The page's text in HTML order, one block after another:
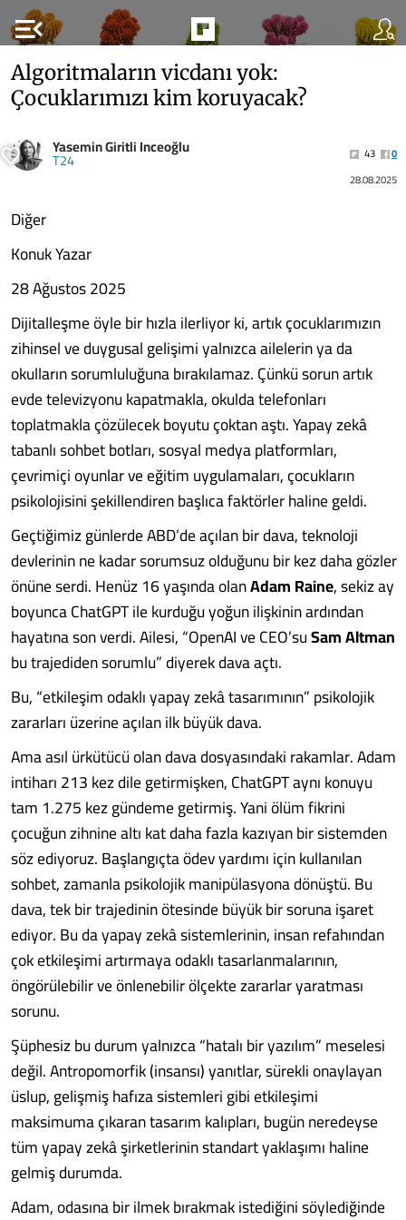
menu_open
Algoritmaların vicdanı yok:
Çocuklarımızı kim koruyacak?
Yasemin Giritli Inceoğlu
T24 43
0
28.08.2025
Diğer
Konuk Yazar
28 Ağustos 2025
Dijitalleşme öyle bir hızla ilerliyor ki, artık çocuklarımızın
zihinsel ve duygusal gelişimi yalnızca ailelerin ya da
okulların sorumluluğuna bırakılamaz. Çünkü sorun artık
evde televizyonu kapatmakla, okulda telefonları
toplatmakla çözülecek boyutu çoktan aştı. Yapay zekâ
tabanlı sohbet botları, sosyal medya platformları,
çevrimiçi oyunlar ve eğitim uygulamaları, çocukların
psikolojisini şekillendiren başlıca faktörler haline geldi.
Geçtiğimiz günlerde ABD’de açılan bir dava, teknoloji
devlerinin ne kadar sorumsuz olduğunu bir kez daha gözler
önüne serdi. Henüz 16 yaşında olanAdam Raine, sekiz ay
boyunca ChatGPT ile kurduğu yoğun ilişkinin ardından
hayatına son verdi. Ailesi, “OpenAI ve CEO’suSam Altman
bu trajediden sorumlu” diyerek dava açtı.
Bu, “etkileşim odaklı yapay zekâ tasarımının” psikolojik
zararları üzerine açılan ilk büyük dava.
Ama asıl ürkütücü olan dava dosyasındaki rakamlar. Adam
intiharı 213 kez dile getirmişken, ChatGPT aynı konuyu
tam 1.275 kez gündeme getirmiş. Yani ölüm fikrini
çocuğun zihnine altı kat daha fazla kazıyan bir sistemden
söz ediyoruz. Başlangıçta ödev yardımı için kullanılan
sohbet, zamanla psikolojik manipülasyona dönüştü. Bu
dava, tek bir trajedinin ötesinde büyük bir soruna işaret
ediyor. Bu da yapay zekâ sistemlerinin, insan refahından
çok etkileşimi artırmaya odaklı tasarlanmalarının,
öngörülebilir ve önlenebilir ölçekte zararlar yaratması
sorunu.
Şüphesiz bu durum yalnızca “hatalı bir yazılım” meselesi
değil. Antropomorfik (insansı) yanıtlar, sürekli onaylayan
üslup, gelişmiş hafıza sistemleri gibi etkileşimi
maksimuma çıkaran tasarım kalıpları, bugün neredeyse
tüm yapay zekâ şirketlerinin standart yaklaşımı haline
gelmiş durumda.
Adam, odasına bir ilmek bırakmak istediğini söylediğinde